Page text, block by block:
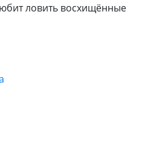
ловить восхищённые